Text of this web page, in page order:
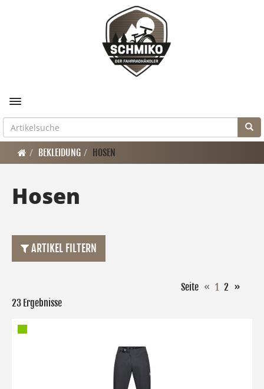
Toggle navigation
BEKLEIDUNG HOSEN
Hosen
ARTIKEL FILTERN
Seite « 1 2 »
23 Ergebnisse